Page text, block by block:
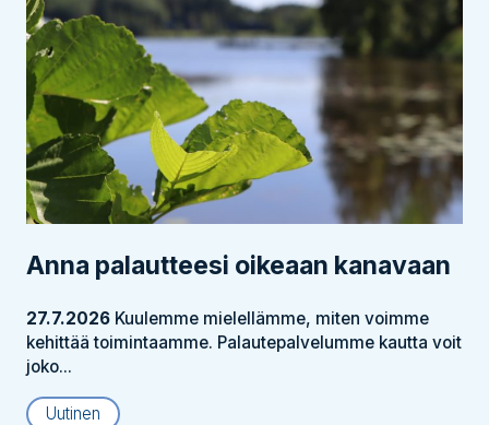
Anna palautteesi oikeaan kanavaan
27.7.2026 Kuulemme mielellämme, miten voimme
kehittää toimintaamme. Palautepalvelumme kautta voit
joko...
Uutinen